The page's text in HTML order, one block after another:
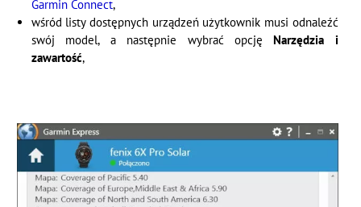
Garmin Connect,
wśród listy dostępnych urządzeń użytkownik musi odnaleźć
swój model, a następnie wybrać opcjęNarzędzia i
zawartość,